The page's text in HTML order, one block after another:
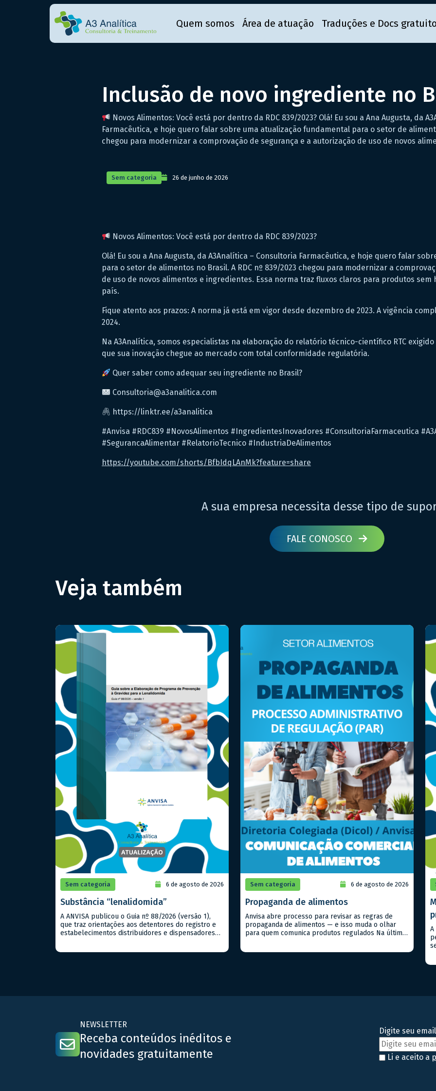
Quem somos Área de atuação Traduções e Docs
Inclusão de novo ingrediente no
Novos Alimentos: Você está por dentro da RDC 839/2023? Olá! Eu sou a Ana Augusta, da
Farmacêutica, e hoje quero falar sobre uma atualização fundamental para o setor de
chegou para modernizar a comprovação de segurança e a autorização de uso de novos
Sem categoria 26 de junho de 2026
Novos Alimentos: Você está por dentro da RDC 839/2023?
Olá! Eu sou a Ana Augusta, da A3Analítica – Consultoria Farmacêutica, e hoje quero falar
para o setor de alimentos no Brasil. A RDC nº 839/2023 chegou para modernizar a
de uso de novos alimentos e ingredientes. Essa norma traz fluxos claros para produtos
país.
Fique atento aos prazos: A norma já está em vigor desde dezembro de 2023. A vigência
2024.
Na A3Analítica, somos especialistas na elaboração do relatório técnico-científico RTC
que sua inovação chegue ao mercado com total conformidade regulatória.
Quer saber como adequar seu ingrediente no Brasil?
Consultoria@a3analitica.com
https://linktr.ee/a3analitica
#Anvisa #RDC839 #NovosAlimentos #IngredientesInovadores #ConsultoriaFarmaceutica
#SegurancaAlimentar #RelatorioTecnico #IndustriaDeAlimentos
https://youtube.com/shorts/BfbIdqLAnMk?feature=share
A sua empresa necessita desse tipo de
FALE CONOSCO
Veja também
Sem categoria 6 de agosto de 2026
Substância “lenalidomida”
A ANVISA publicou o Guia nº 88/2026 (versão 1),
que traz orientações aos detentores do registro e
estabelecimentos distribuidores e dispensadores
Sem categoria 6 de agosto de 2026
Propaganda de alimentos
Anvisa abre processo para revisar as regras de
propaganda de alimentos — e isso muda o olhar
para quem comunica produtos regulados Na última
A
NEWSLETTER
Receba conteúdos inéditos e
novidades gratuitamente
Digite seu email
Li e aceito a